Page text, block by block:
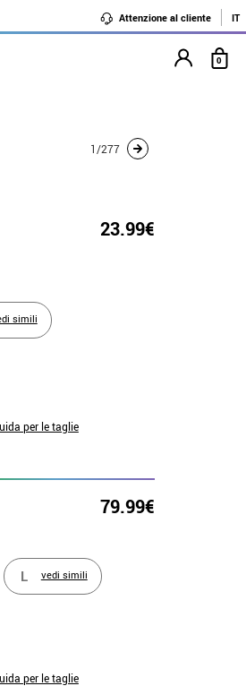
Attenzione al cliente IT
0
1/277
23.99€
simili
per le taglie
79.99€
L vedi simili
per le taglie